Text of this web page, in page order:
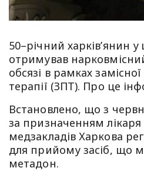
50–річний харків’янин
отримував
обсязі в рамках
терапії (ЗПТ). Про це
Встановлено, що з
за призначенням
медзакладів Харкова
для прийому засіб, що
метадон.